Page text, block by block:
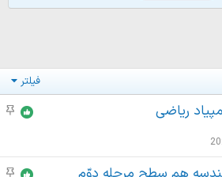
فیلتر
م
و
ریاضی
م